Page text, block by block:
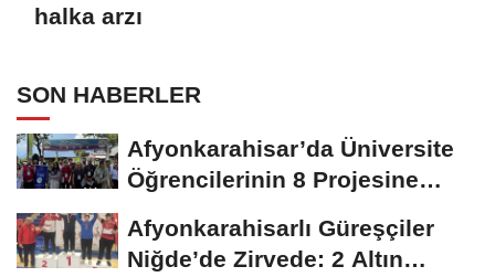
halka arzı
SON HABERLER
Afyonkarahisar’da Üniversite
Öğrencilerinin 8 Projesine
Afyonkarahisarlı Güreşçiler
Niğde’de Zirvede: 2 Altın